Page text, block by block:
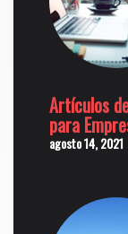
Artículos
para
agosto 14, 2021